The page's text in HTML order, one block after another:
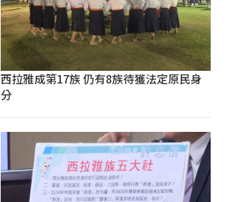
西拉雅成第17族 仍有8族待獲法定原民身
分